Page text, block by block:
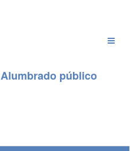
Alumbrado público